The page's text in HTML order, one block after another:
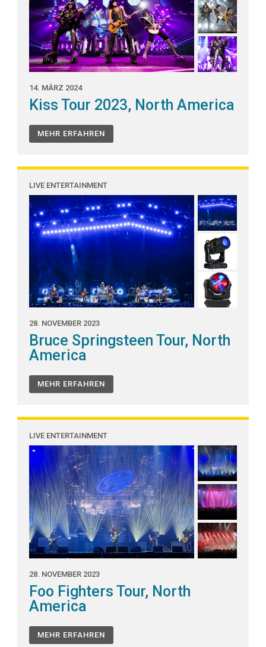
14. MÄRZ 2024
Kiss Tour 2023, North America
MEHR ERFAHREN
LIVE ENTERTAINMENT
28. NOVEMBER 2023
Bruce Springsteen Tour, North
America
MEHR ERFAHREN
LIVE ENTERTAINMENT
28. NOVEMBER 2023
Foo Fighters Tour, North
America
MEHR ERFAHREN